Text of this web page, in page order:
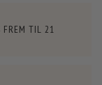
FREM TIL 21